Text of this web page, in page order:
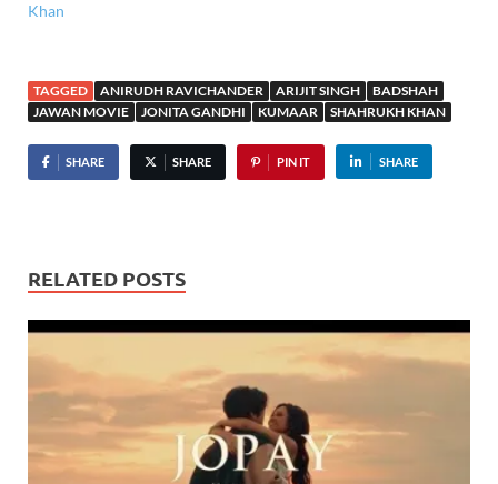
Khan
TAGGED ANIRUDH RAVICHANDER ARIJIT SINGH
BADSHAH
JAWAN MOVIE
JONITA GANDHI KUMAAR SHAHRUKH KHAN
SHARE SHARE PIN IT SHARE
RELATED POSTS